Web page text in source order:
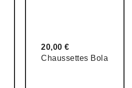
20,00 €
Chaussettes Bola